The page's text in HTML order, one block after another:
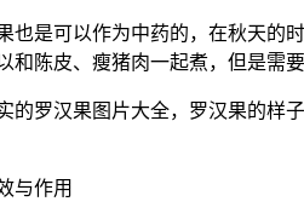
是可以作为中药的，在秋天的时
和陈皮、瘦猪肉一起煮，但是需
罗汉果图片大全，罗汉果的样子
作用